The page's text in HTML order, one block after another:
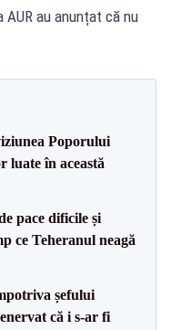
au anunțat că nu
Poporului
luate în această
pace dificile și
ce Teheranul neagă
șefului
că i s-ar fi